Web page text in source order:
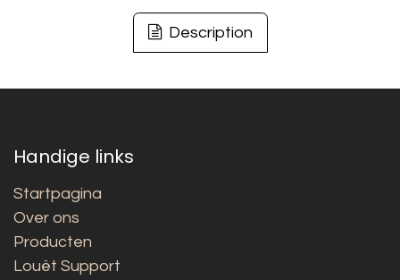
Description
Handige links
Startpagina
Over ons
Producten
Louët Support